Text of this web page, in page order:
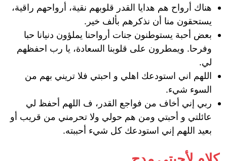
هناك أرواح هم هدايا القدر قلوبهم نقية، أرواحهم راقية،
يستحقون منا أن نذكرهم بألف خير.
بعض أحبة يستوطنون جنات أرواحنا يملؤون دنيانا حبا
وفرحا. ويمطرون على قلوبنا السعادة، يا رب احفظهم
لي.
اللهم اني استودعك اهلي و احبتي فلا تريني بهم من
السوء شيء.
ربي إني أخاف من فواجع القدر، ف اللهم أحفظ لي
عائلتي و أحبتي ومن هم حولي ولا تحرمني من قريب أو
بعيد اللهم إني استودعك كل شيء أحببته.